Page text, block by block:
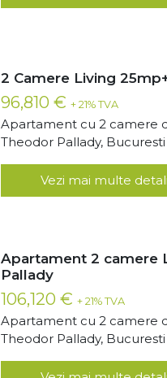
2 Camere Living
96,810 € + 21% TVA
Apartament cu 2 camere
Theodor Pallady, Bucuresti
Vezi mai multe
Apartament 2 camere
Pallady
106,120 € + 21% TVA
Apartament cu 2 camere
Theodor Pallady, Bucuresti